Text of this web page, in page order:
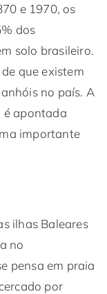
e 1970, os
dos
solo brasileiro.
que existem
no país. A
é apontada
importante
ilhas Baleares
no
pensa em praia
por